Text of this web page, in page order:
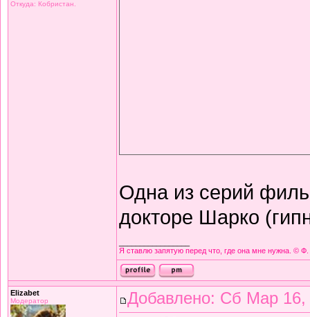
Откуда: Кобристан.
Одна из серий
докторе Шарко
Я ставлю запятую перед что, где она мне нужна. ©
Elizabet
Модератор Добавлено: Сб Мар 16,